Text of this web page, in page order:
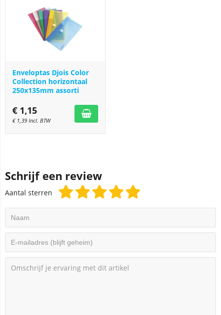
Enveloptas Djois Color
Collection horizontaal
250x135mm assorti
€ 1,15
€ 1,39 Incl. BTW
Schrijf een review
Aantal sterren